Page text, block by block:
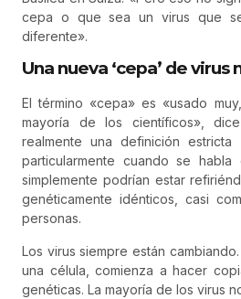
cepa o que sea un virus que
diferente».
Una nueva ‘cepa’ de
El término «cepa» es «usado
mayoría de los científicos»,
realmente una definición estricta
particularmente cuando se
simplemente podrían estar
genéticamente idénticos, casi
personas.
Los virus siempre están
una célula, comienza a hacer
genéticas. La mayoría de los virus